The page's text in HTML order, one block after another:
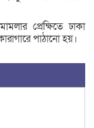
প্রেক্ষিতে ঢাকা
পাঠানো হয়।